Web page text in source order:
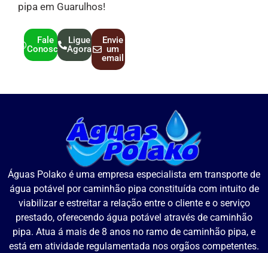
pipa em Guarulhos!
Fale
Conosco
Ligue
Agora
Envie
um
email
Águas Polako é uma empresa especialista em transporte de
água potável por caminhão pipa constituída com intuito de
viabilizar e estreitar a relação entre o cliente e o serviço
prestado, oferecendo água potável através de caminhão
pipa. Atua á mais de 8 anos no ramo de caminhão pipa, e
está em atividade regulamentada nos orgãos competentes.